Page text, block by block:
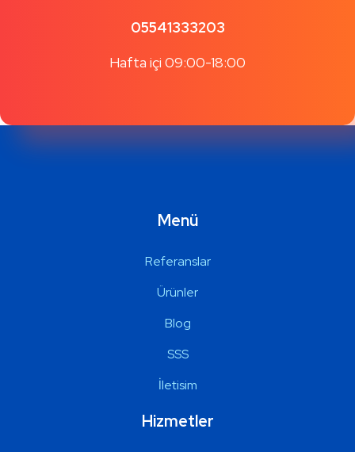
05541333203
Hafta içi 09:00-18:00
Menü
Referanslar
Ürünler
Blog
SSS
İletisim
Hizmetler